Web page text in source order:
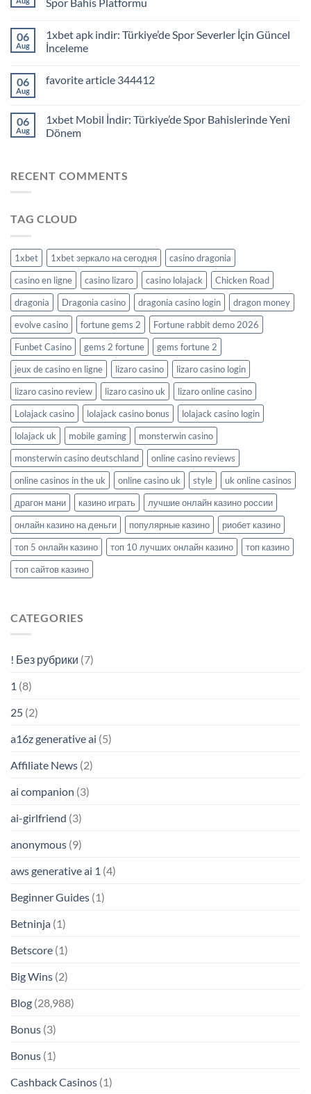
06
Aug
1xbet apk indir: Türkiye’de Spor Severler İçin Güncel
İnceleme
06
Aug
favorite article 344412
06
Aug
1xbet Mobil İndir: Türkiye’de Spor Bahislerinde Yeni
Dönem
RECENT COMMENTS
TAG CLOUD
1xbet 1xbet зеркало на сегодня
casino dragonia
casino en ligne
casino lizaro casino lolajack
Chicken Road
dragonia
Dragonia casino dragonia casino login
dragon money
evolve casino
fortune gems 2
Fortune rabbit demo 2026
Funbet Casino
gems 2 fortune
gems fortune 2
jeux de casino en ligne
lizaro casino
lizaro casino login
lizaro casino review
lizaro casino uk
lizaro online casino
Lolajack casino
lolajack casino bonus
lolajack casino login
lolajack uk
mobile gaming
monsterwin casino
monsterwin casino deutschland
online casino reviews
online casinos in the uk
online casino uk style
uk online casinos
драгон мани
казино играть
лучшие онлайн казино россии
онлайн казино на деньги
популярные казино
риобет казино
топ 5 онлайн казино
топ 10 лучших онлайн казино
топ казино
топ сайтов казино
CATEGORIES
! Без рубрики (7)
1 (8)
25 (2)
a16z generative ai (5)
Affiliate News (2)
ai companion (3)
ai-girlfriend (3)
anonymous (9)
aws generative ai 1 (4)
Beginner Guides (1)
Betninja (1)
Betscore (1)
Big Wins (2)
Blog (28,988)
Bonus (3)
Bonus (1)
Cashback Casinos (1)